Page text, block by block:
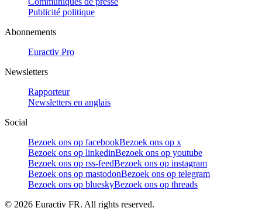
Publicité politique
Abonnements
Euractiv Pro
Newsletters
Rapporteur
Newsletters en anglais
Social
Bezoek ons op facebookBezoek ons op x
Bezoek ons op linkedinBezoek ons op youtube
Bezoek ons op rss-feedBezoek ons op instagram
Bezoek ons op mastodonBezoek ons op telegram
Bezoek ons op blueskyBezoek ons op threads
© 2026 Euractiv FR. All rights reserved.